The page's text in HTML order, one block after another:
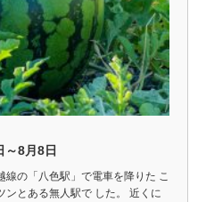
～8月8日
線の「八色駅」で電車を降りた こ
ンとある無人駅で した。 近くに